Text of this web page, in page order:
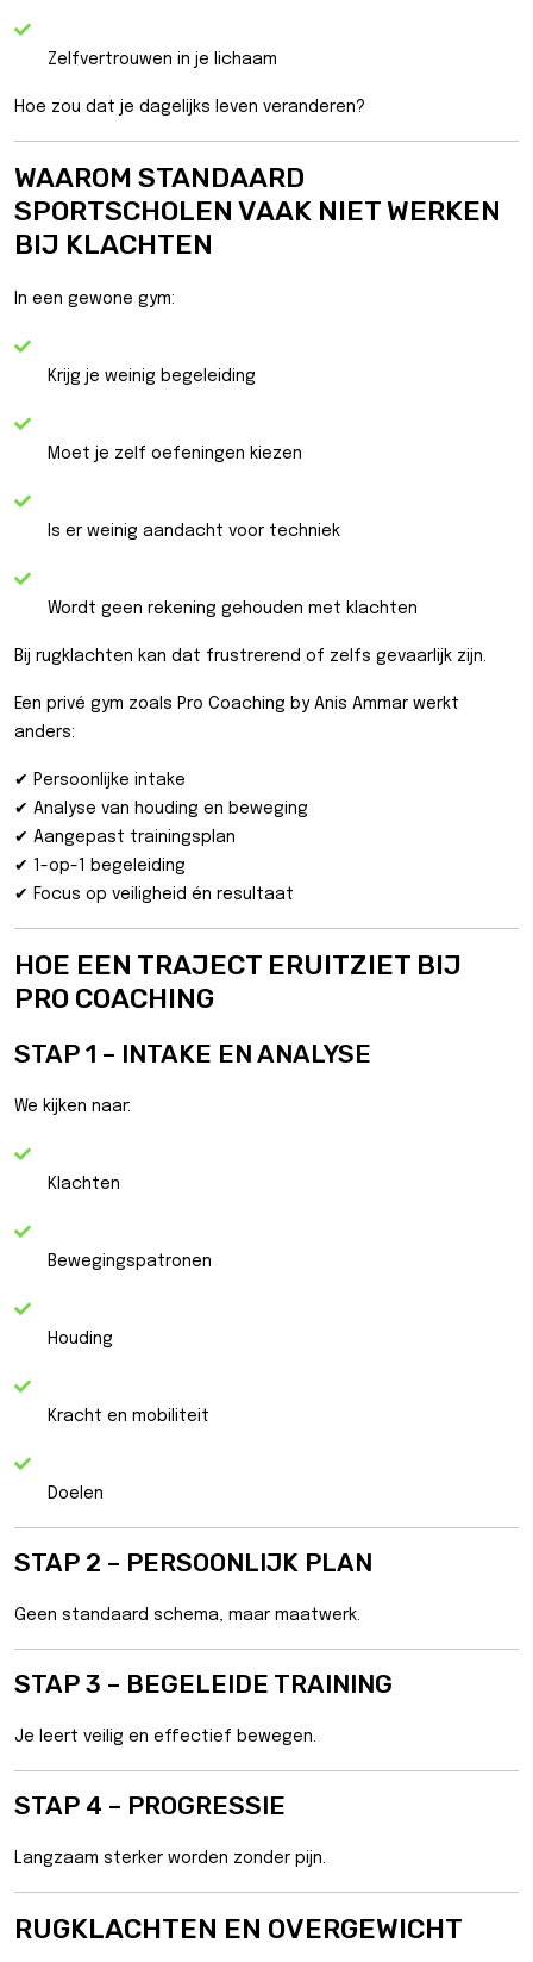
Zelfvertrouwen in je lichaam
Hoe zou dat je dagelijks leven veranderen?
WAAROM STANDAARD
SPORTSCHOLEN VAAK NIET WERKEN
BIJ KLACHTEN
In een gewone gym:
Krijg je weinig begeleiding
Moet je zelf oefeningen kiezen
Is er weinig aandacht voor techniek
Wordt geen rekening gehouden met klachten
Bij rugklachten kan dat frustrerend of zelfs gevaarlijk zijn.
Een privé gym zoals Pro Coaching by Anis Ammar werkt
anders:
✔ Persoonlijke intake
✔ Analyse van houding en beweging
✔ Aangepast trainingsplan
✔ 1-op-1 begeleiding
✔ Focus op veiligheid én resultaat
HOE EEN TRAJECT ERUITZIET BIJ
PRO COACHING
STAP 1 – INTAKE EN ANALYSE
We kijken naar:
Klachten
Bewegingspatronen
Houding
Kracht en mobiliteit
Doelen
STAP 2 – PERSOONLIJK PLAN
Geen standaard schema, maar maatwerk.
STAP 3 – BEGELEIDE TRAINING
Je leert veilig en effectief bewegen.
STAP 4 – PROGRESSIE
Langzaam sterker worden zonder pijn.
RUGKLACHTEN EN OVERGEWICHT